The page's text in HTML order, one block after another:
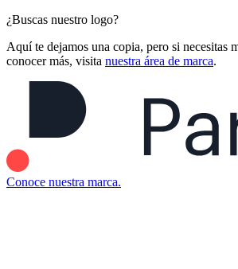
¿Buscas nuestro logo?
Aquí te dejamos una copia, pero si necesitas
conocer más, visita nuestra área de marca.
Conoce nuestra marca.